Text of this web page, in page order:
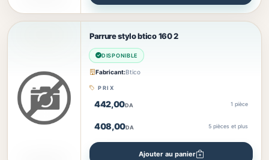
Parrure stylo btico 160 2
DISPONIBLE
Fabricant:Btico
PRIX
442,00DA 1 pièce
408,00DA 5 pièces et plus
Ajouter au panier